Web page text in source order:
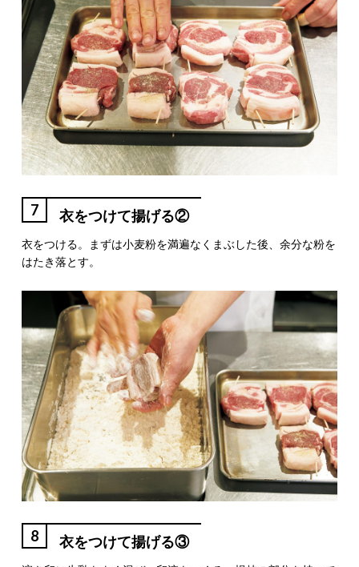
7 衣をつけて揚げる②
衣をつける。まずは小麦粉を満遍なくまぶした後、余分な粉を
はたき落とす。
8 衣をつけて揚げる③